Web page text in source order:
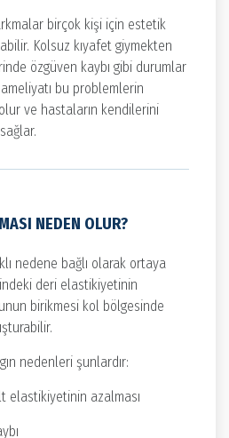
birçok kişi için estetik
Kolsuz kıyafet giymekten
özgüven kaybı gibi durumlar
bu problemlerin
ve hastaların kendilerini
NEDEN OLUR?
nedene bağlı olarak ortaya
deri elastikiyetinin
birikmesi kol bölgesinde
nedenleri şunlardır:
elastikiyetinin azalması